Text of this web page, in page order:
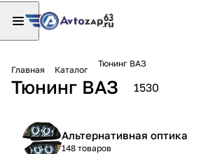
Главная Каталог
Тюнинг ВАЗ
Тюнинг ВАЗ 1530
Альтернативная оптика
148 товаров